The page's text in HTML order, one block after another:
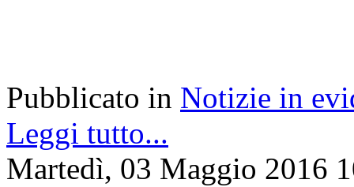
Pubblicato in Notizie in
Leggi tutto...
Martedì, 03 Maggio 2016